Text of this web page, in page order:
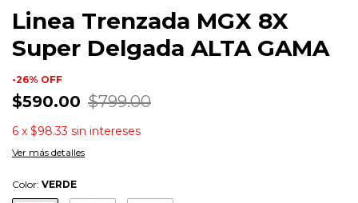
Linea Trenzada MGX 8X
Super Delgada ALTA GAMA
-26% OFF
$590.00 $799.00
6 x $98.33 sin intereses
Ver más detalles
Color: VERDE